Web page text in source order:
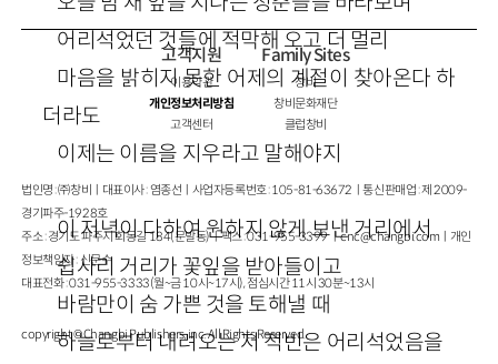
어리석었던 것들에 적막해 오고 더 멀리
마음을 밝히지 못한 어제의 계절이 찾아온다 하
더라도
이제는 이름을 지우라고 말해야지
이 저녁이 다하여 원하지 않게 보낸 거리에서
쉽사리 거리가 꽃잎을 받아들이고
바람만이 숨 가쁜 것을 토해낼 때
하늘로부터 내려오는 저 적빈은 어리석었음을
고객지원
이용약관
개인정보처리방침
고객센터
Family Sites
창비
창비문화재단
클럽창비
법인명 : ㈜창비ㅣ대표이사 : 염종선ㅣ사업자등록번호 : 105-81-63672ㅣ통신판매업 : 제 2009-
경기파주-1928호
주소 : 경기도 파주시 회동길 184(문발동)ㅣ팩스 : 031-955-3399 ㅣcnc@changbi.com ㅣ개인
정보책임자 : 신문수
대표전화 : 031-955-3333(월~금 10시~17시), 점심시간 11시 30분~13시
copyright © Changbi Publishers, inc. All Rights Reserved.